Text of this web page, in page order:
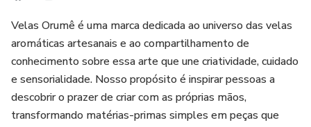
Velas Orumê é uma marca dedicada ao universo das velas
aromáticas artesanais e ao compartilhamento de
conhecimento sobre essa arte que une criatividade, cuidado
e sensorialidade. Nosso propósito é inspirar pessoas a
descobrir o prazer de criar com as próprias mãos,
transformando matérias-primas simples em peças que